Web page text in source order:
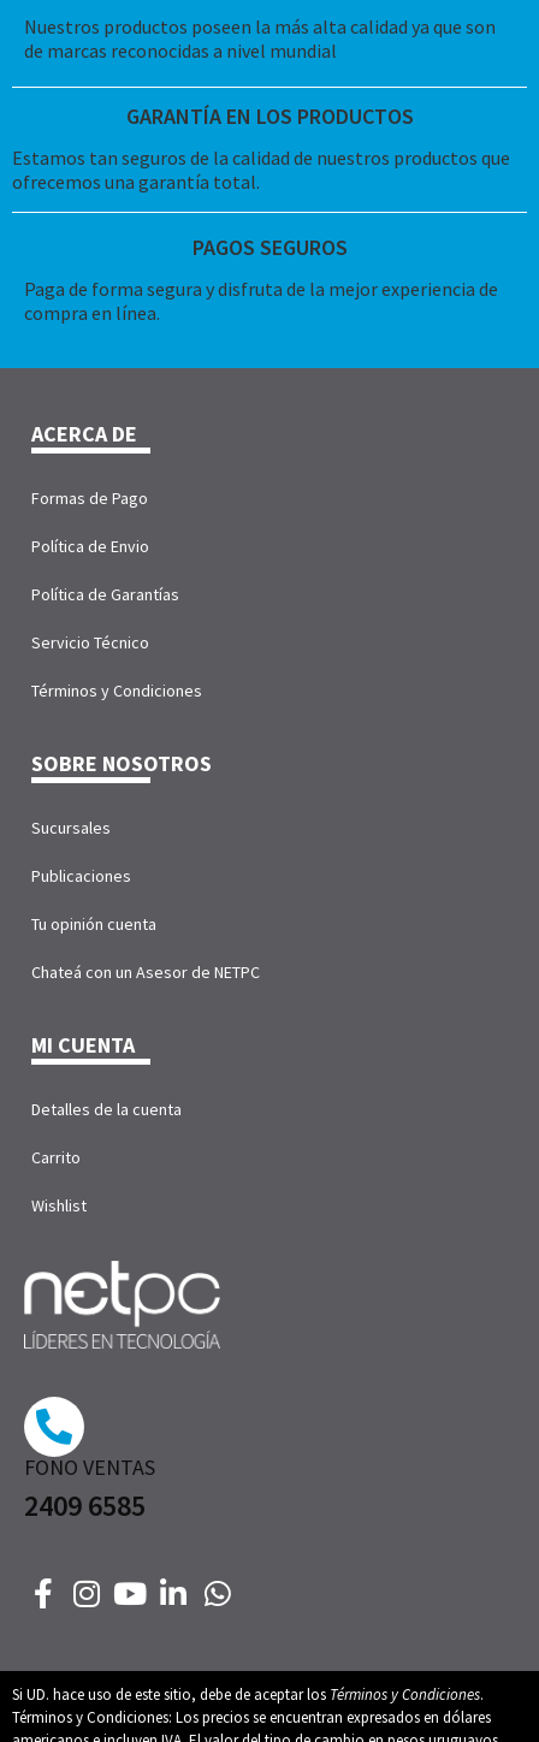
Nuestros productos poseen la más alta calidad ya que son
de marcas reconocidas a nivel mundial
GARANTÍA EN LOS PRODUCTOS
Estamos tan seguros de la calidad de nuestros productos que
ofrecemos una garantía total.
PAGOS SEGUROS
Paga de forma segura y disfruta de la mejor experiencia de
compra en línea.
FONO VENTAS
2409 6585
ACERCA DE
Formas de Pago
Política de Envio
Política de Garantías
Servicio Técnico
Términos y Condiciones
SOBRE NOSOTROS
Sucursales
Publicaciones
Tu opinión cuenta
Chateá con un Asesor de NETPC
MI CUENTA
Detalles de la cuenta
Carrito
Wishlist
Si UD. hace uso de este sitio, debe de aceptar los Términos y Condiciones.
Términos y Condiciones: Los precios se encuentran expresados en dólares